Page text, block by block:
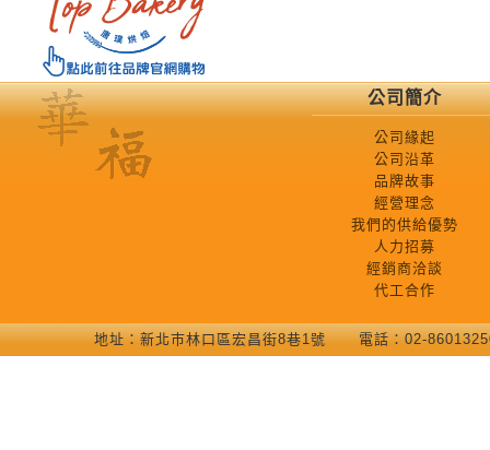
公司簡介
公司緣起
公司沿革
品牌故事
經營理念
我們的供給優勢
人力招募
經銷商洽談
代工合作
地址：新北巿林口區宏昌街8巷1號 電話：02-